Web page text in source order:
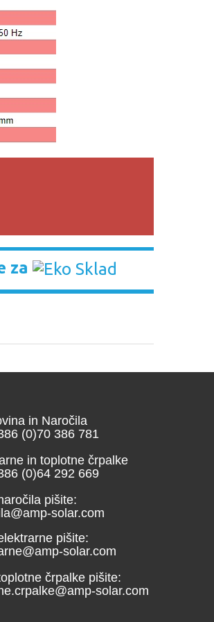
za
in Naročila
(0)70 386 781
in toplotne črpalke
(0)64 292 669
pišite:
solar.com
pišite:
solar.com
črpalke pišite:
solar.com